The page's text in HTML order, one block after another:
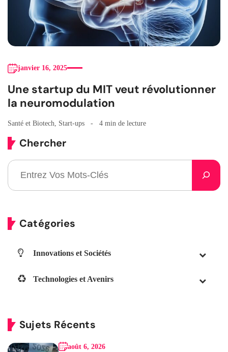
janvier 16, 2025
Une startup du MIT veut révolutionner
la neuromodulation
Santé et Biotech Start-ups 4 min de lecture
Chercher
Catégories
Innovations et Sociétés
Technologies et Avenirs
Sujets Récents
août 6, 2026